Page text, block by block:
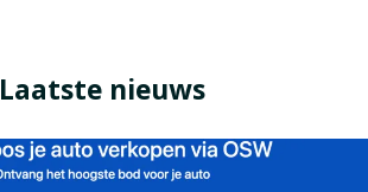
Laatste nieuws